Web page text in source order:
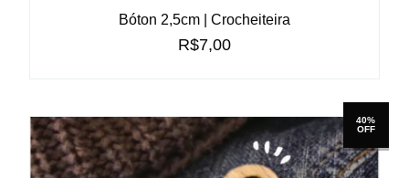
Bóton 2,5cm | Crocheiteira
R$7,00
40%
OFF